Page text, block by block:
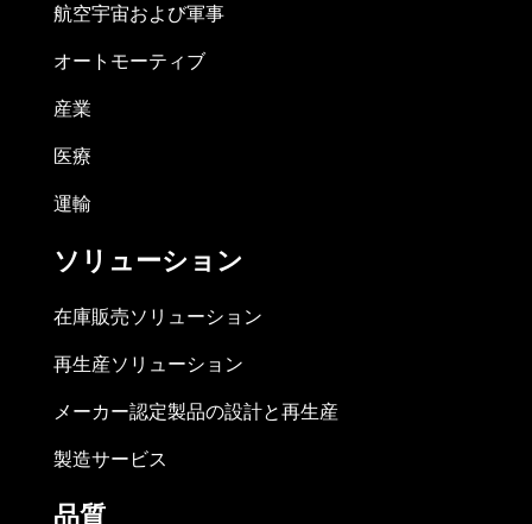
航空宇宙および軍事
オートモーティブ
産業
医療
運輸
ソリューション
在庫販売ソリューション
再生産ソリューション
メーカー認定製品の設計と再生産
製造サービス
品質